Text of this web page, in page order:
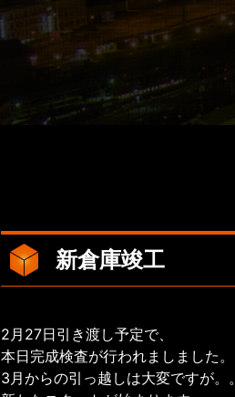
新倉庫竣工
2月27日引き渡し予定で、
本日完成検査が行われましました。
3月からの引っ越しは大変ですが。。